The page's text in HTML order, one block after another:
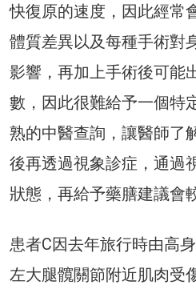
快復原的速度，因此經常
體質差異以及每種手術對
影響，再加上手術後可能
數，因此很難給予一個特
熟的中醫查詢，讓醫師了
後再透過視象診症，通過
狀態，再給予藥膳建議會
患者C因去年旅行時由高
左大腿髖關節附近肌肉受